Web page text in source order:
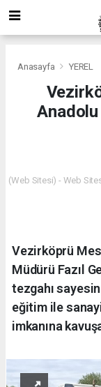
Anasayfa YEREL
(Web Sitesi) - Web
Vezirköprü
Müdürü Fazıl
tezgahı
eğitim ile
imkanına